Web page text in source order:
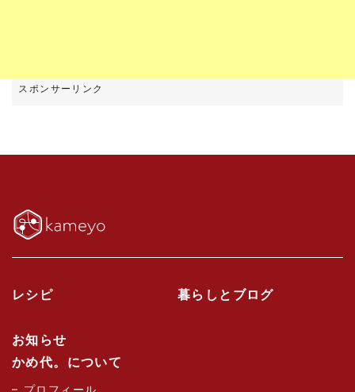
レシピ 暮らしとブログ
お知らせ
かめ代。について